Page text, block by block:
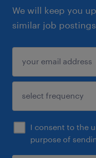
We will keep you
similar job
I consent to the
purpose of